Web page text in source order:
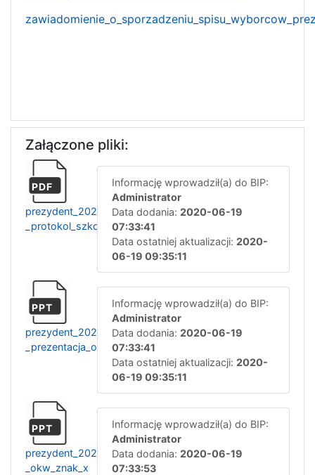
Załączone pliki:
PDF
prezydent_2020_-
_protokol_szkoleniowy_1
Informację wprowadził(a) do BIP:
Administrator
Data dodania: 2020-06-19
07:33:41
Data ostatniej aktualizacji: 2020-
06-19 09:35:11
PPT
prezydent_2020_-
_prezentacja_okw_1
Informację wprowadził(a) do BIP:
Administrator
Data dodania: 2020-06-19
07:33:41
Data ostatniej aktualizacji: 2020-
06-19 09:35:11
PPT
prezydent_2020_-
_okw_znak_x
Informację wprowadził(a) do BIP:
Administrator
Data dodania: 2020-06-19
07:33:53